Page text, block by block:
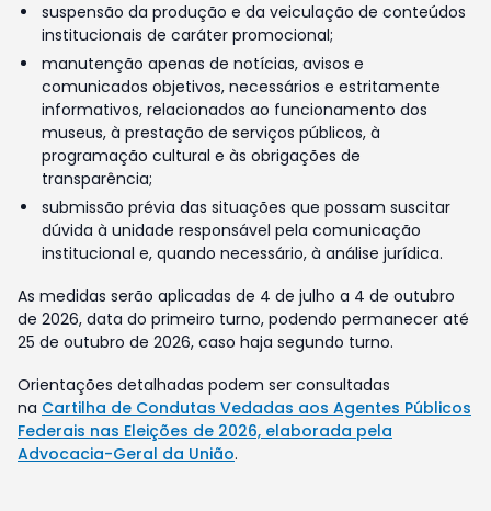
suspensão da produção e da veiculação de conteúdos
institucionais de caráter promocional;
manutenção apenas de notícias, avisos e
comunicados objetivos, necessários e estritamente
informativos, relacionados ao funcionamento dos
museus, à prestação de serviços públicos, à
programação cultural e às obrigações de
transparência;
submissão prévia das situações que possam suscitar
dúvida à unidade responsável pela comunicação
institucional e, quando necessário, à análise jurídica.
As medidas serão aplicadas de 4 de julho a 4 de outubro
de 2026, data do primeiro turno, podendo permanecer até
25 de outubro de 2026, caso haja segundo turno.
Orientações detalhadas podem ser consultadas
na Cartilha de Condutas Vedadas aos Agentes Públicos
Federais nas Eleições de 2026, elaborada pela
Advocacia-Geral da União.